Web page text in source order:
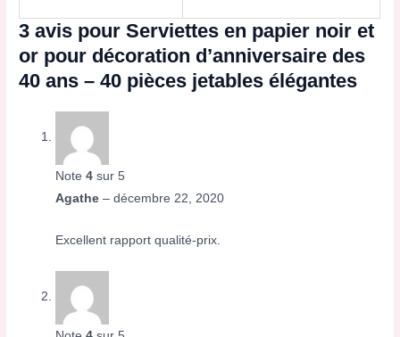
3 avis pourServiettes en papier noir et
or pour décoration d’anniversaire des
40 ans – 40 pièces jetables élégantes
Note4 sur 5
Agathe– décembre 22, 2020
Excellent rapport qualité-prix.